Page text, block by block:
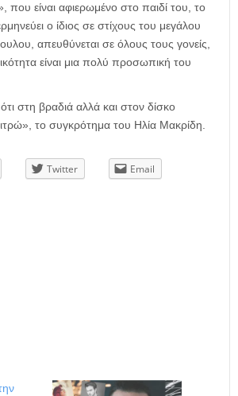
που είναι αφιερωμένο στο παιδί του, το
ο ίδιος σε στίχους του μεγάλου
απευθύνεται σε όλους τους γονείς,
είναι μια πολύ προσωπική του
στη βραδιά αλλά και στον δίσκο
το συγκρότημα του Ηλία Μακρίδη.
Twitter Email